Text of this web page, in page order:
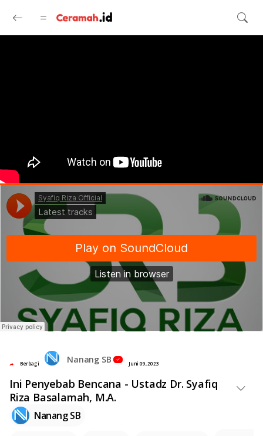
Langsung ke konten utama
Berbagi Nanang SB Juni 09, 2023
Ini Penyebab Bencana - Ustadz Dr. Syafiq
Riza Basalamah, M.A.
Nanang SB